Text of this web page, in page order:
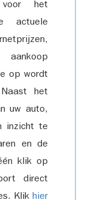
het
actuele
aankoop
op wordt
het
uw auto,
inzicht te
en de
klik op
direct
Klik hier